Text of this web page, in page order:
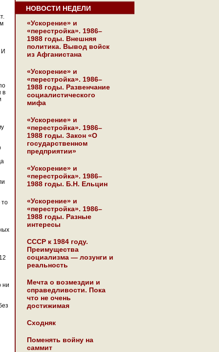
И
в
то
ни
НОВОСТИ НЕДЕЛИ
«Ускорение» и
«перестройка». 1986–
1988 годы. Внешняя
политика. Вывод войск
из Афганистана
«Ускорение» и
«перестройка». 1986–
1988 годы. Развенчание
социалистического
мифа
«Ускорение» и
«перестройка». 1986–
1988 годы. Закон «О
государственном
предприятии»
«Ускорение» и
«перестройка». 1986–
1988 годы. Б.Н. Ельцин
«Ускорение» и
«перестройка». 1986–
1988 годы. Разные
интересы
СССР к 1984 году.
Преимущества
социализма — лозунги и
реальность
Мечта о возмездии и
справедливости. Пока
что не очень
достижимая
Сходняк
Поменять войну на
саммит